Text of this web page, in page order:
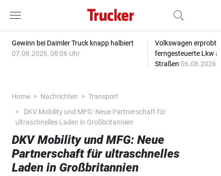
Gewinn bei Daimler Truck knapp halbiert
07.08.2026, 08:06 Uhr
Volkswagen erprobt
ferngesteuerte Lkw
Straßen 06.08.2026,
Home Nachrichten
Transport
DKV Mobility und MFG: Neue Partnerschaft für
ultraschnelles Laden in Großbritannien
DKV Mobility und MFG: Neue
Partnerschaft für ultraschnelles
Laden in Großbritannien